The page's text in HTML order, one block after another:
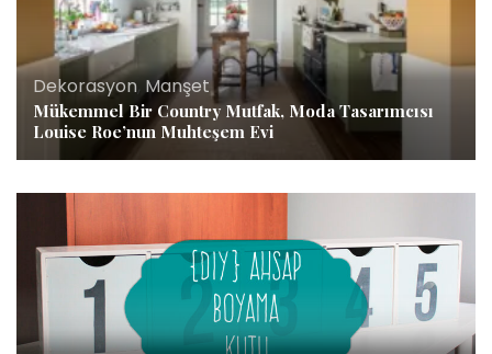
Dekorasyon Manşet
Mükemmel Bir Country Mutfak, Moda Tasarımcısı
Louise Roe’nun Muhteşem Evi